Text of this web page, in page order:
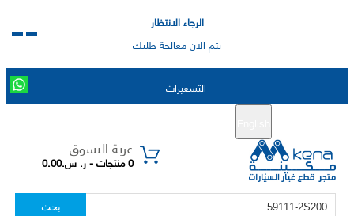
الرجاء الانتظار
يتم الان معالجة طلبك
التسعيرات
عربة التسوق
0 منتجات - ر. س.0.00
بحث